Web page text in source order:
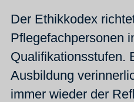
Der Ethikkodex
Pflegefachpersonen
Qualifikationsstufen.
Ausbildung
immer wieder der